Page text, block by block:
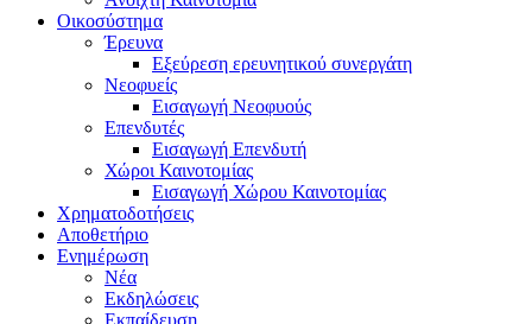
Οικοσύστημα
Έρευνα
Εξεύρεση ερευνητικού συνεργάτη
Νεοφυείς
Εισαγωγή Νεοφυούς
Επενδυτές
Εισαγωγή Επενδυτή
Χώροι Καινοτομίας
Εισαγωγή Χώρου Καινοτομίας
Χρηματοδοτήσεις
Αποθετήριο
Ενημέρωση
Νέα
Εκδηλώσεις
Εκπαίδευση